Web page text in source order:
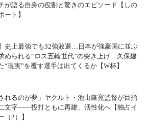
が語る自身の役割と驚きのエピソード【しの
ート】
史上最強でも32強敗退…日本が強豪国に並ぶ
られる“ロス五輪世代”の突き上げ 久保建
“現実”を覆す選手は出てくるか【W杯】
れるのが夢」ヤクルト・池山隆寛監督が目指
文字――投打ともに再建、活性化へ【独占イ
（2）】